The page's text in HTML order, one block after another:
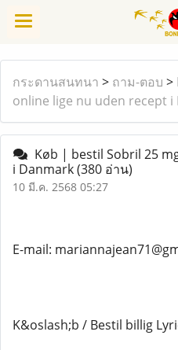
กระดานสนทนา > ถาม-ตอบ >
online lige nu uden recept i
Køb | bestil Sobril 25
i Danmark(380 อ่าน)
10 มี.ค. 2568 05:27
E-mail:
K&oslash;b / Bestil billig